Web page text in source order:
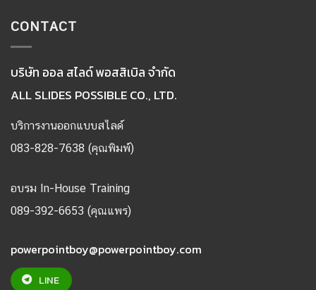
CONTACT
บริษัท ออล สไลด์ พอสสิเบิล จำกัด
ALL SLIDES POSSIBLE CO., LTD.
บริการงานออกแบบสไลด์
083-828-7638 (คุณพิมพ์)
อบรม In-House Training
089-392-6653 (คุณแพร)
powerpointboy@powerpointboy.com
LINE